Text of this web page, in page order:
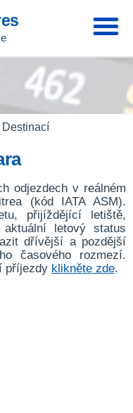
Destinací
odjezdech v reálném
(kód IATA ASM).
přijíždějící letiště,
letový status
dřívější a pozdější
časového rozmezí.
příjezdy klikněte zde.